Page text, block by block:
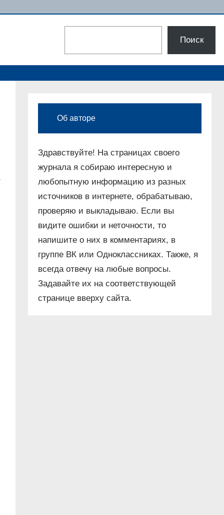
Поиск
Об авторе
Здравствуйте! На страницах своего
журнала я собираю интересную и
любопытную информацию из разных
источников в интернете, обрабатываю,
проверяю и выкладываю. Если вы
видите ошибки и неточности, то
напишите о них в комментариях, в
группе ВК или Одноклассниках. Также, я
всегда отвечу на любые вопросы.
Задавайте их на соответствующей
странице вверху сайта.